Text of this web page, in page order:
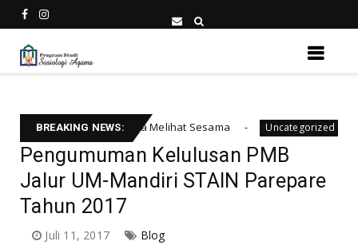
BREAKING NEWS:
Cara Kita Melihat Sesama Uncategorized Day 30
Pengumuman Kelulusan PMB
Jalur UM-Mandiri STAIN Parepare
Tahun 2017
Juli 11, 2017 Blog